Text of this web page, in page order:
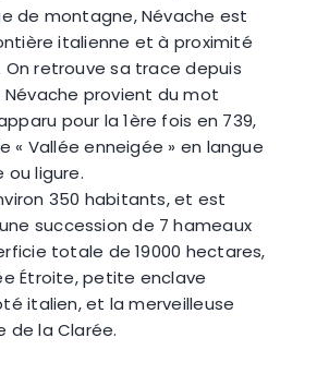
de montagne, Névache est
italienne et à proximité
On retrouve sa trace depuis
Névache provient du mot
pour la 1ère fois en 739,
« Vallée enneigée » en langue
ligure.
350 habitants, et est
succession de 7 hameaux
totale de 19000 hectares,
Étroite, petite enclave
italien, et la merveilleuse
de la Clarée.